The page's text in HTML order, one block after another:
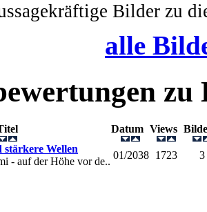
Bilder zu
alle
zu
Datum Views
Wellen
- auf der Höhe vor de..
01/2038 1723 3